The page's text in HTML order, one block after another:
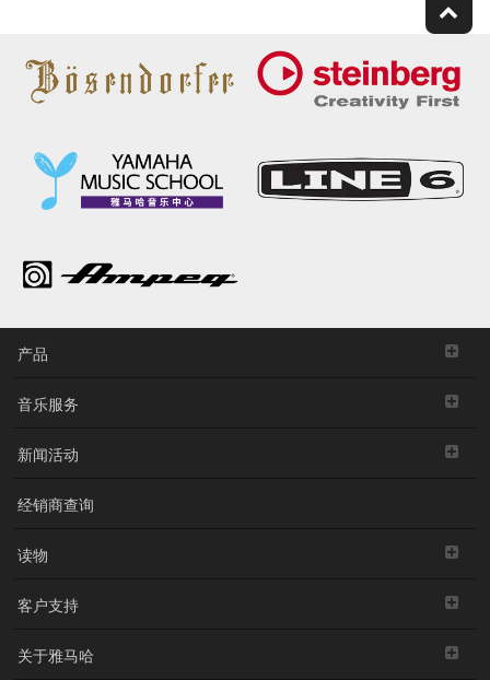
产品
音乐服务
新闻活动
经销商查询
读物
客户支持
关于雅马哈